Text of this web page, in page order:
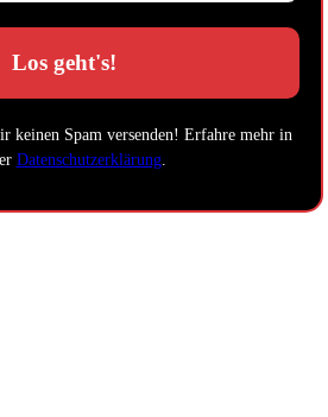
keinen Spam versenden! Erfahre mehr in
Datenschutzerklärung.